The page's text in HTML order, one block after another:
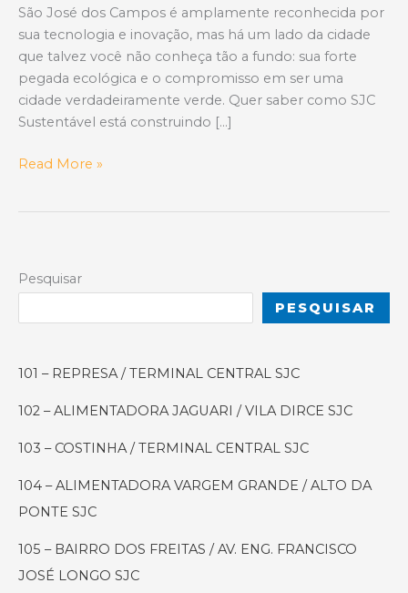
São José dos Campos é amplamente reconhecida por
sua tecnologia e inovação, mas há um lado da cidade
que talvez você não conheça tão a fundo: sua forte
pegada ecológica e o compromisso em ser uma
cidade verdadeiramente verde. Quer saber como SJC
Sustentável está construindo […]
SJC
e
Lugares
Cidade
um
Verde
Brasil
Read More »
Pesquisar
PESQUISAR
101 – REPRESA / TERMINAL CENTRAL SJC
102 – ALIMENTADORA JAGUARI / VILA DIRCE SJC
103 – COSTINHA / TERMINAL CENTRAL SJC
104 – ALIMENTADORA VARGEM GRANDE / ALTO DA
PONTE SJC
105 – BAIRRO DOS FREITAS / AV. ENG. FRANCISCO
JOSÉ LONGO SJC